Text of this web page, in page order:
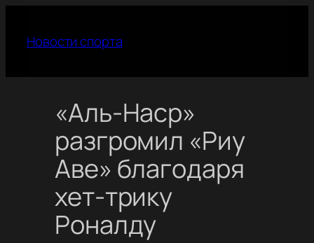
содержимому
Новости спорта
«Аль-Наср»
разгромил «Риу
Аве» благодаря
хет-трику
Роналду